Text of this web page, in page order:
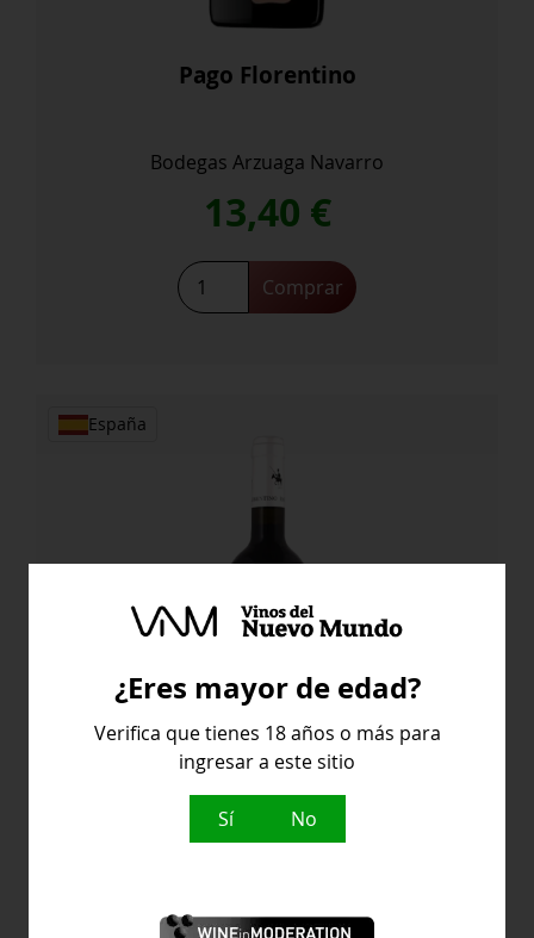
Pago Florentino
Bodegas Arzuaga Navarro
13,40 €
Pago
Florentino
Comprar
España
¿Eres mayor de edad?
Verifica que tienes 18 años o más para
ingresar a este sitio
Sí No